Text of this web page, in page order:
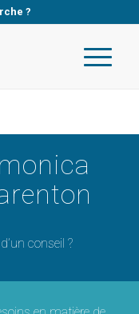
?
conseil ?